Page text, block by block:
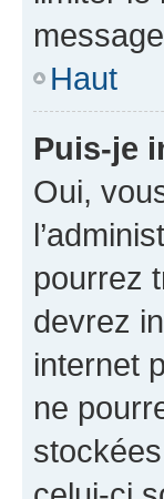
Haut
Puis-je
Oui,
pourrez
devrez
internet
ne